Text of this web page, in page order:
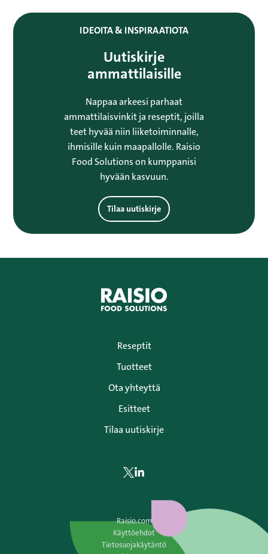
IDEOITA & INSPIRAATIOTA
Uutiskirje
ammattilaisille
Nappaa arkeesi parhaat
ammattilaisvinkit ja reseptit, joilla
teet hyvää niin liiketoiminnalle,
ihmisille kuin maapallolle. Raisio
Food Solutions on kumppanisi
hyvään kasvuun.
Tilaa uutiskirje
Reseptit
Tuotteet
Ota yhteyttä
Esitteet
Tilaa uutiskirje
SiirrySiirry
Raisio.com
Käyttöehdot
Tietosuojakäytäntö